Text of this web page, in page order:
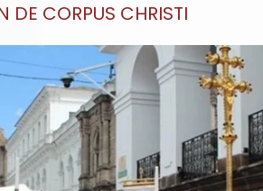
DE CORPUS CHRISTI